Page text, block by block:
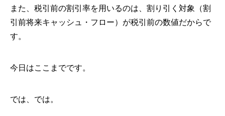
また、税引前の割引率を用いるのは、割り引く対象（割
引前将来キャッシュ・フロー）が税引前の数値だからで
す。
今日はここまでです。
では、では。